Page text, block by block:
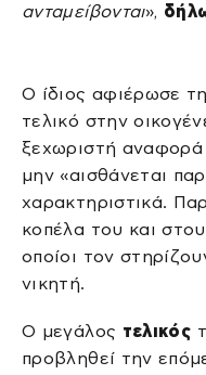
ανταμείβονται»,
Ο ίδιος αφιέρωσε
τελικό στην
ξεχωριστή
μην «αισθάνεται
χαρακτηριστικά.
κοπέλα του και
οποίοι τον
νικητή.
Ο μεγάλος τελικός
προβληθεί την